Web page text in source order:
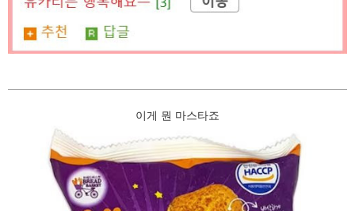
이게 뭔 마스타죠